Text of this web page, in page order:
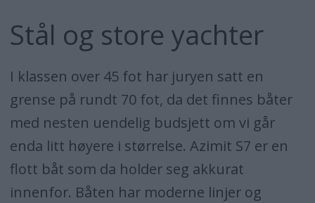
Stål og store yachter
I klassen over 45 fot har juryen satt en
grense på rundt 70 fot, da det finnes båter
med nesten uendelig budsjett om vi går
enda litt høyere i størrelse. Azimit S7 er en
flott båt som da holder seg akkurat
innenfor. Båten har moderne linjer og